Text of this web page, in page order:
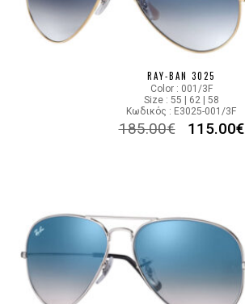
RAY-BAN 3025
Color : 001/3F
Size : 55 | 62 | 58
Κωδικός : E3025-001/3F
185.00€ 115.00€